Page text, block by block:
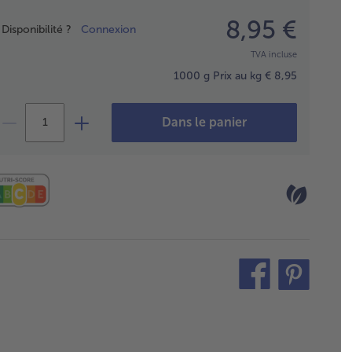
Disponibilité ? Connexion 8,95 €
TVA incluse
1000 g Prix au kg € 8,95
Dans le panier
teilen